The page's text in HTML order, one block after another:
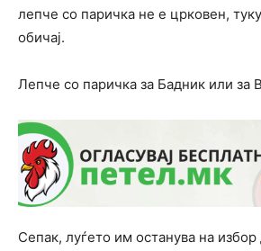
лепче со паричка не е црковен,
обичај.
Лепче со паричка за Бадник или за
Сепак, луѓето им останува на